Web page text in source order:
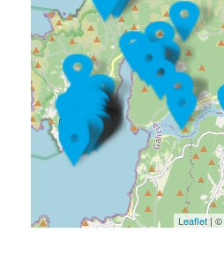
Leaflet| ©